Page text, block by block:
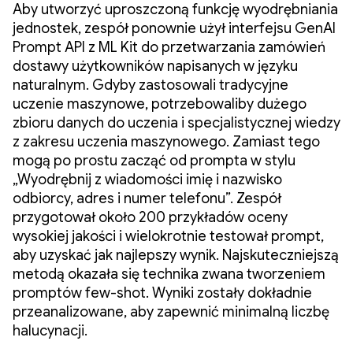
Aby utworzyć uproszczoną funkcję wyodrębniania
jednostek, zespół ponownie użył interfejsu GenAI
Prompt API z ML Kit do przetwarzania zamówień
dostawy użytkowników napisanych w języku
naturalnym. Gdyby zastosowali tradycyjne
uczenie maszynowe, potrzebowaliby dużego
zbioru danych do uczenia i specjalistycznej wiedzy
z zakresu uczenia maszynowego. Zamiast tego
mogą po prostu zacząć od prompta w stylu
„Wyodrębnij z wiadomości imię i nazwisko
odbiorcy, adres i numer telefonu”. Zespół
przygotował około 200 przykładów oceny
wysokiej jakości i wielokrotnie testował prompt,
aby uzyskać jak najlepszy wynik. Najskuteczniejszą
metodą okazała się technika zwana tworzeniem
promptów few-shot. Wyniki zostały dokładnie
przeanalizowane, aby zapewnić minimalną liczbę
halucynacji.